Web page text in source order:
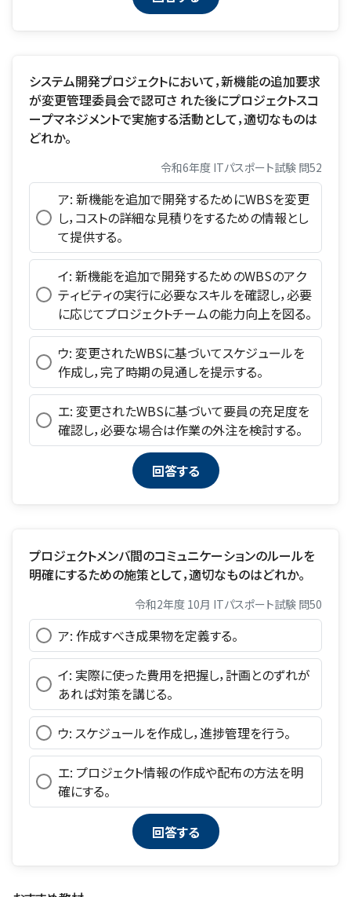
システム開発プロジェクトにおいて，新機能の追加要求
が変更管理委員会で認可さ れた後にプロジェクトスコ
ープマネジメントで実施する活動として，適切なものは
どれか。
令和6年度 ITパスポート試験 問52
ア: 新機能を追加で開発するためにWBSを変更
し，コストの詳細な見積りをするための情報とし
て提供する。
イ: 新機能を追加で開発するためのWBSのアク
ティビティの実行に必要なスキルを確認し，必要
に応じてプロジェクトチームの能力向上を図る。
ウ: 変更されたWBSに基づいてスケジュールを
作成し，完了時期の見通しを提示する。
エ: 変更されたWBSに基づいて要員の充足度を
確認し，必要な場合は作業の外注を検討する。
プロジェクトメンバ間のコミュニケーションのルールを
明確にするための施策として，適切なものはどれか。
令和2年度 10月 ITパスポート試験 問50
ア: 作成すべき成果物を定義する。
イ: 実際に使った費用を把握し，計画とのずれが
あれば対策を講じる。
ウ: スケジュールを作成し，進捗管理を行う。
エ: プロジェクト情報の作成や配布の方法を明
確にする。